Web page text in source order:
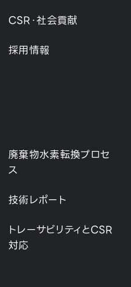
CSR・社会貢献
採用情報
廃棄物水素転換プロセ
ス
技術レポート
トレーサビリティとCSR
対応